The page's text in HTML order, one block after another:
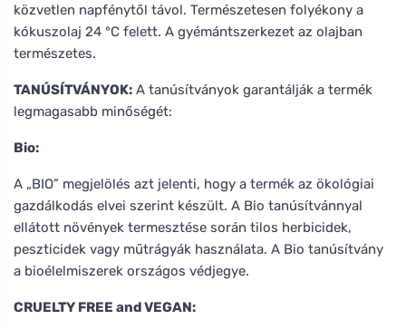
közvetlen napfénytől távol. Természetesen folyékony a
kókuszolaj 24 °C felett. A gyémántszerkezet az olajban
természetes.
TANÚSÍTVÁNYOK: A tanúsítványok garantálják a termék
legmagasabb minőségét:
Bio:
A „BIO” megjelölés azt jelenti, hogy a termék az ökológiai
gazdálkodás elvei szerint készült. A Bio tanúsítvánnyal
ellátott növények termesztése során tilos herbicidek,
peszticidek vagy műtrágyák használata. A Bio tanúsítvány
a bioélelmiszerek országos védjegye.
CRUELTY FREE and VEGAN: